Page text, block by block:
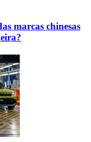
marcas chinesas